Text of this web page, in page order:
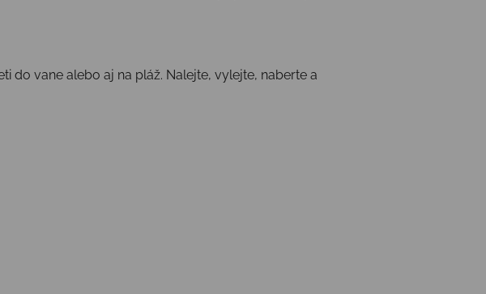
do vane alebo aj na pláž. Nalejte, vylejte, naberte a